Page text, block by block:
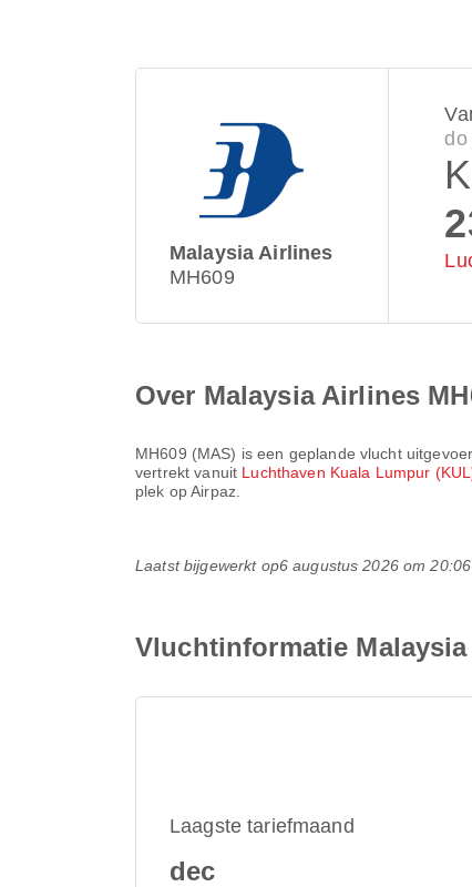
Malaysia Airlines
MH609
do
Over Malaysia Airlines
MH609 (MAS) is een geplande vlucht
vertrekt vanuit Luchthaven Kuala Lumpur
plek op Airpaz.
Laatst bijgewerkt op6 augustus 2026 om
Vluchtinformatie Malaysia
Laagste tariefmaand
dec